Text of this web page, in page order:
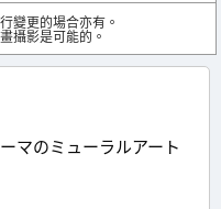
變更的場合亦有。
攝影是可能的。
マのミューラルアート